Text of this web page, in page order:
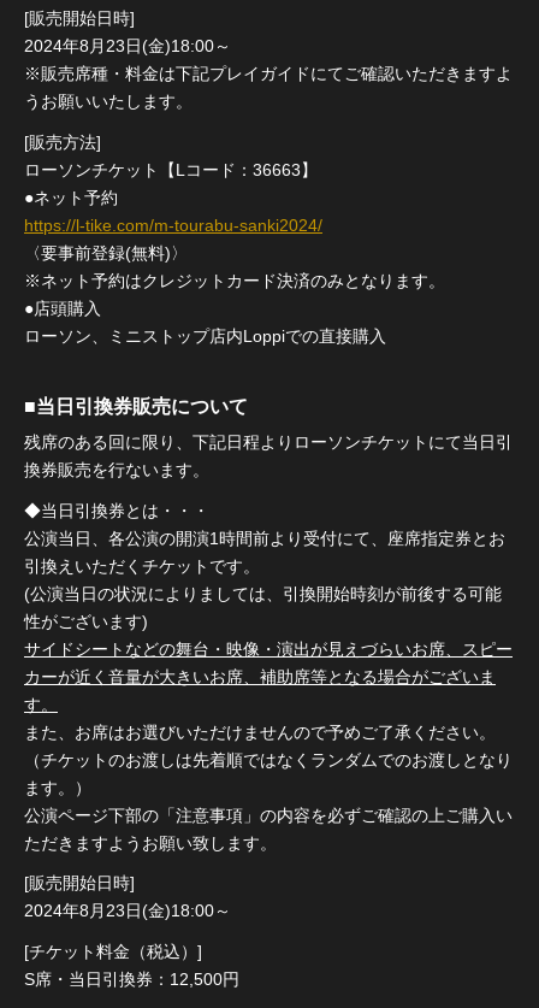
[販売開始日時]
2024年8月23日(金)18:00～
※販売席種・料金は下記プレイガイドにてご確認いただきますよ
うお願いいたします。
[販売方法]
ローソンチケット【Lコード：36663】
●ネット予約
https://l-tike.com/m-tourabu-sanki2024/
〈要事前登録(無料)〉
※ネット予約はクレジットカード決済のみとなります。
●店頭購入
ローソン、ミニストップ店内Loppiでの直接購入
■当日引換券販売について
残席のある回に限り、下記日程よりローソンチケットにて当日引
換券販売を行ないます。
◆当日引換券とは・・・
公演当日、各公演の開演1時間前より受付にて、座席指定券とお
引換えいただくチケットです。
(公演当日の状況によりましては、引換開始時刻が前後する可能
性がございます)
サイドシートなどの舞台・映像・演出が見えづらいお席、スピー
カーが近く音量が大きいお席、補助席等となる場合がございま
す。
また、お席はお選びいただけませんので予めご了承ください。
（チケットのお渡しは先着順ではなくランダムでのお渡しとなり
ます。）
公演ページ下部の「注意事項」の内容を必ずご確認の上ご購入い
ただきますようお願い致します。
[販売開始日時]
2024年8月23日(金)18:00～
[チケット料金（税込）]
S席・当日引換券：12,500円